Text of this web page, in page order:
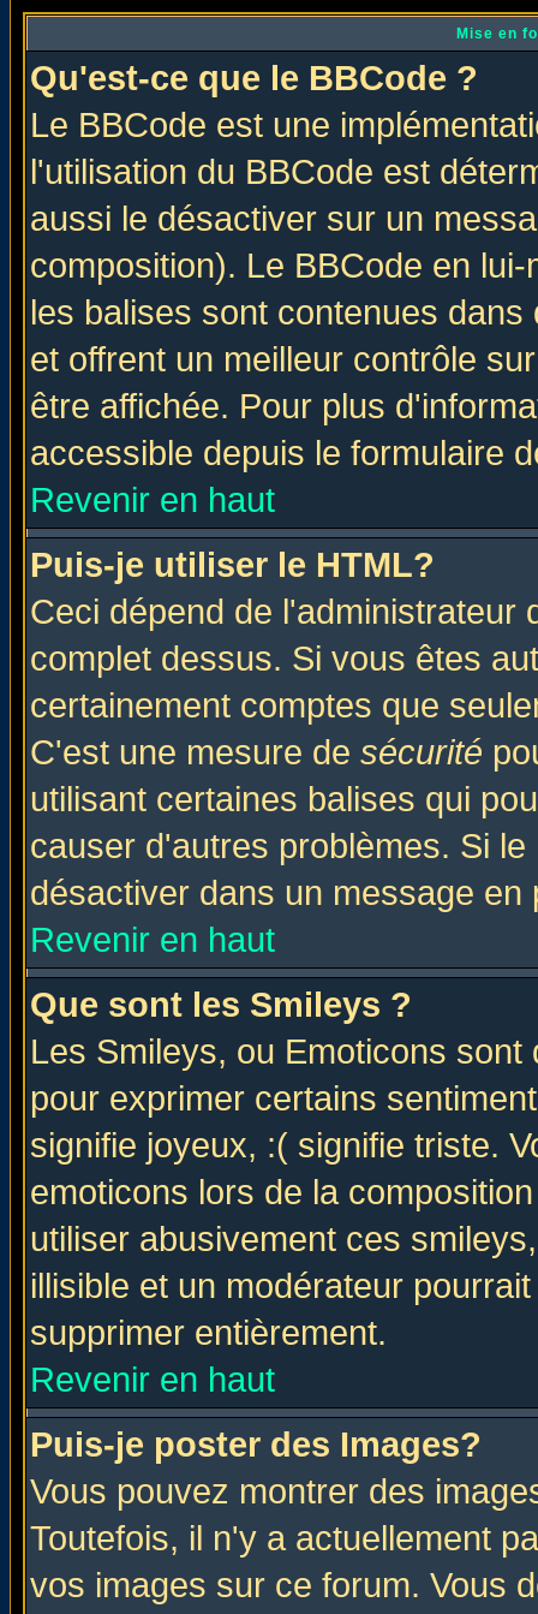
Mise en
Qu'est-ce que le BBCode ?
Le BBCode est une
l'utilisation du BBCode est
aussi le désactiver sur un
composition). Le BBCode en
les balises sont contenues
et offrent un meilleur contrôle
être affichée. Pour plus
accessible depuis le formulaire
Revenir en haut
Puis-je utiliser le HTML?
Ceci dépend de l'administrateur
complet dessus. Si vous êtes
certainement comptes que
C'est une mesure de sécurité
utilisant certaines balises qui
causer d'autres problèmes. Si
désactiver dans un message
Revenir en haut
Que sont les Smileys ?
Les Smileys, ou Emoticons
pour exprimer certains
signifie joyeux, :( signifie triste.
emoticons lors de la
utiliser abusivement ces
illisible et un modérateur
supprimer entièrement.
Revenir en haut
Puis-je poster des Images?
Vous pouvez montrer des
Toutefois, il n'y a actuellement
vos images sur ce forum. Vous